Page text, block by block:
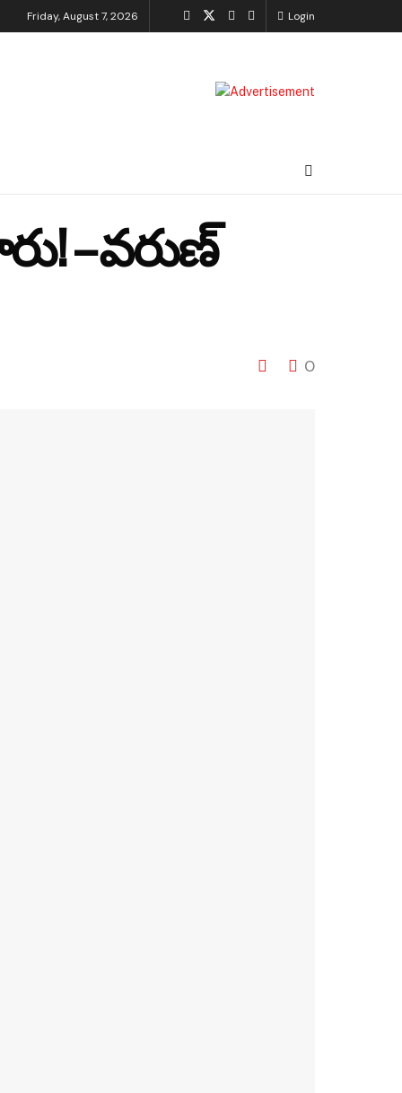
Friday, August 7, 2026 Login
– వరుణ్
0